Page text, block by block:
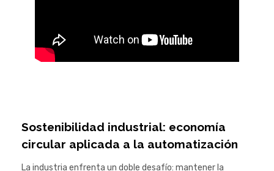
Sostenibilidad industrial: economía
circular aplicada a la automatización
La industria enfrenta un doble desafío: mantener la